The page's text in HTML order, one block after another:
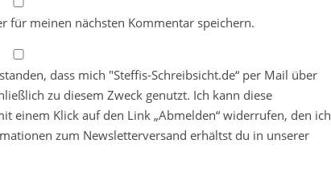
für meinen nächsten Kommentar speichern.
dass mich "Steffis-Schreibsicht.de“ per Mail über
zu diesem Zweck genutzt. Ich kann diese
einem Klick auf den Link „Abmelden“ widerrufen, den ich
zum Newsletterversand erhältst du in unserer